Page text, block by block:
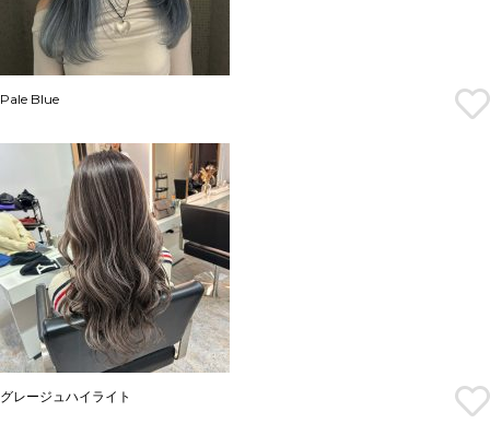
Pale Blue
グレージュハイライト